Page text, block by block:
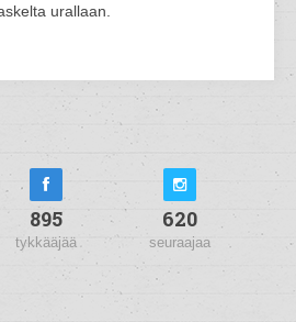
urallaan.
895
tykkääjää
620
seuraajaa